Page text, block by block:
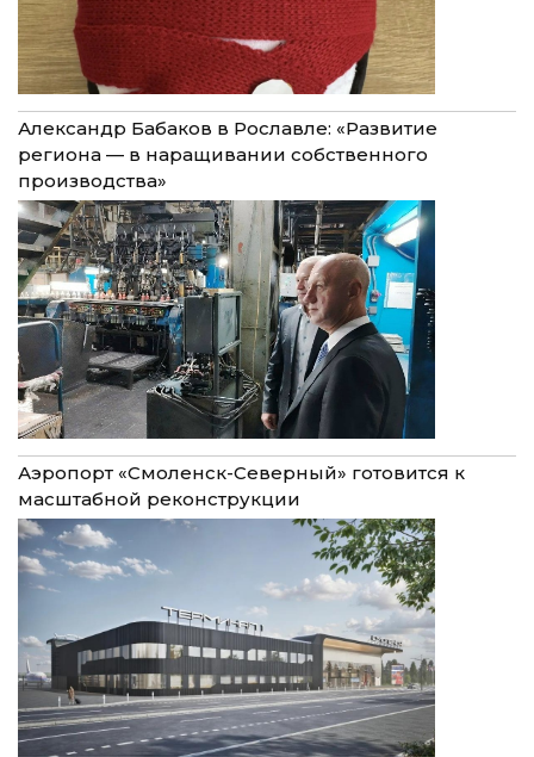
Александр Бабаков в Рославле: «Развитие
региона — в наращивании собственного
производства»
Аэропорт «Смоленск-Северный» готовится к
масштабной реконструкции